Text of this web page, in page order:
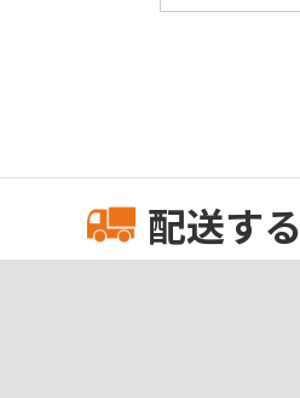
配送する